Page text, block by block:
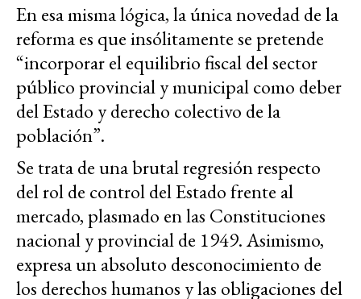
En esa misma lógica, la única novedad de la
reforma es que insólitamente se pretende
“incorporar el equilibrio fiscal del sector
público provincial y municipal como deber
del Estado y derecho colectivo de la
población”.
Se trata de una brutal regresión respecto
del rol de control del Estado frente al
mercado, plasmado en las Constituciones
nacional y provincial de 1949. Asimismo,
expresa un absoluto desconocimiento de
los derechos humanos y las obligaciones del